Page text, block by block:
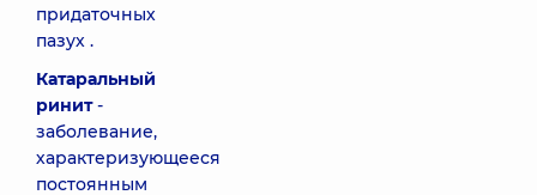
придаточных
пазух .
Катаральный
ринит-
заболевание,
характеризующееся
постоянным